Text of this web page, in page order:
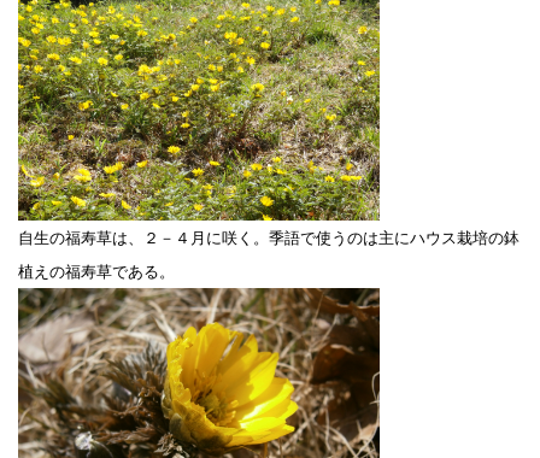
自生の福寿草は、２－４月に咲く。季語で使うのは主にハウス栽培の鉢
植えの福寿草である。